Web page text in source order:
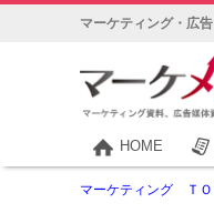
マーケティング・広
HOME
マーケティング ＴＯ